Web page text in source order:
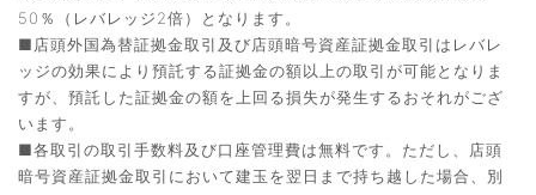
50％（レバレッジ2倍）となります。
■店頭外国為替証拠金取引及び店頭暗号資産証拠金取引はレバレ
ッジの効果により預託する証拠金の額以上の取引が可能となりま
すが、預託した証拠金の額を上回る損失が発生するおそれがござ
います。
■各取引の取引手数料及び口座管理費は無料です。ただし、店頭
暗号資産証拠金取引において建玉を翌日まで持ち越した場合、別